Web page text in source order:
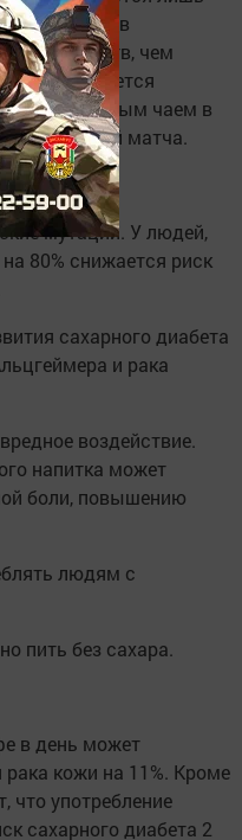
Черный чай в
веществ, чем
чай является
полезным чаем в
зеленый чай матча.
мутации. У людей,
80% снижается риск
сахарного диабета
и рака
воздействие.
напитка может
боли, повышению
людям с
пить без сахара.
в день может
рака кожи на 11%. Кроме
что употребление
сахарного диабета 2